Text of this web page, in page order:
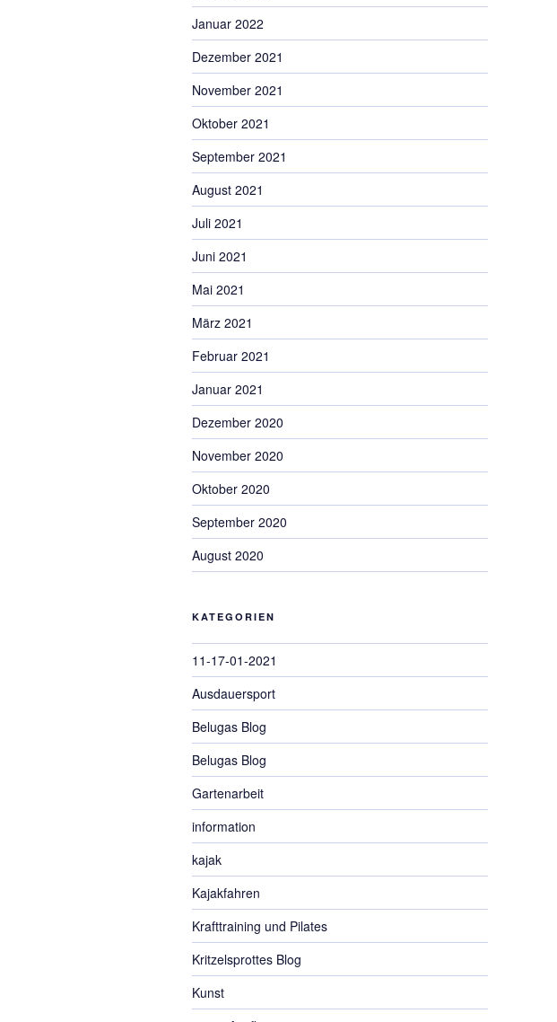
Januar 2022
Dezember 2021
November 2021
Oktober 2021
September 2021
August 2021
Juli 2021
Juni 2021
Mai 2021
März 2021
Februar 2021
Januar 2021
Dezember 2020
November 2020
Oktober 2020
September 2020
August 2020
KATEGORIEN
11-17-01-2021
Ausdauersport
Belugas Blog
Belugas Blog
Gartenarbeit
information
kajak
Kajakfahren
Krafttraining und Pilates
Kritzelsprottes Blog
Kunst